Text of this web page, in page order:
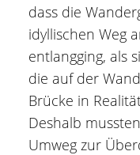
dass die
idyllischen Weg
entlangging, als
die auf der
Brücke in
Deshalb
Umweg zur